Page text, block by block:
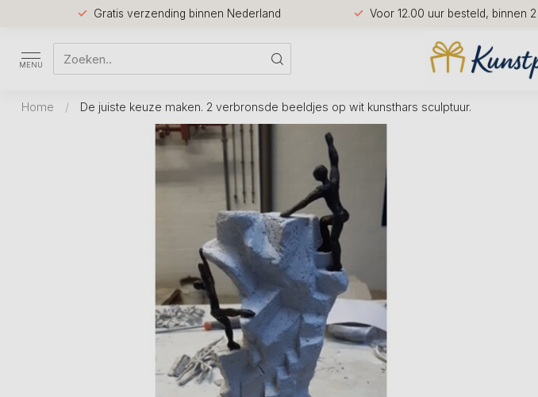
Gratis verzending binnen Nederland Voor 12.00 uur besteld, binnen
MENU
Home / De juiste keuze maken. 2 verbronsde beeldjes op wit kunsthars sculptuur.